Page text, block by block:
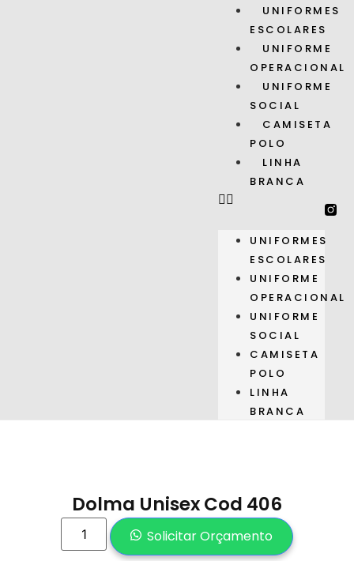
UNIFORMES
ESCOLARES
UNIFORME
OPERACIONAL
UNIFORME
SOCIAL
CAMISETA
POLO
LINHA
BRANCA
UNIFORMES
ESCOLARES
UNIFORME
OPERACIONAL
UNIFORME
SOCIAL
CAMISETA
POLO
LINHA
BRANCA
Dolma Unisex Cod 406
Solicitar Orçamento